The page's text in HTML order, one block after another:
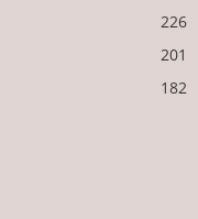
226
201
182